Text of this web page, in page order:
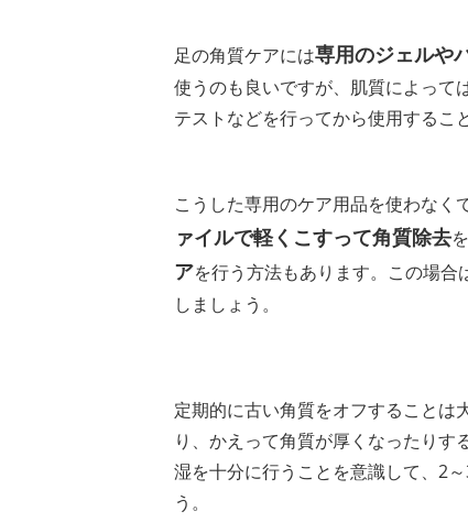
足の角質ケアには専用のジェルや
使うのも良いですが、肌質によって
テストなどを行ってから使用するこ
こうした専用のケア用品を使わなく
ァイルで軽くこすって角質除去
アを行う方法もあります。この場
しましょう。
定期的に古い角質をオフすることは
り、かえって角質が厚くなったり
湿を十分に行うことを意識して、2
う。